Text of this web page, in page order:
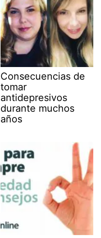
Consecuencias de
tomar
antidepresivos
durante muchos
años